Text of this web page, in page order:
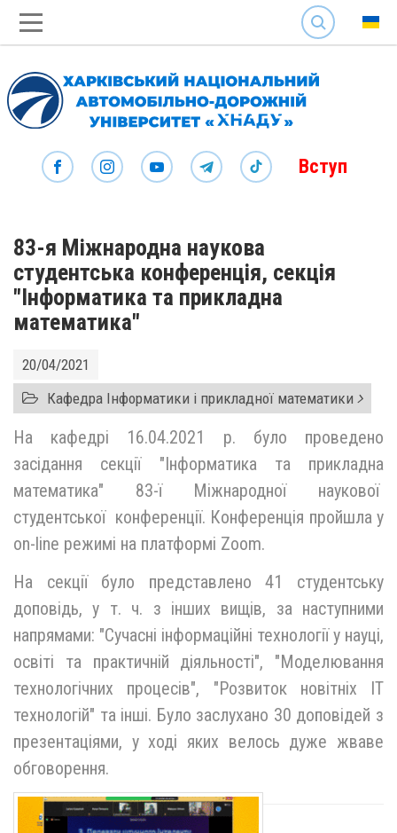
SEARCH
Вступ
83-я Міжнародна наукова
студентська конференція, секція
"Інформатика та прикладна
математика"
20/04/2021
Кафедра Інформатики і прикладної математики
На кафедрі 16.04.2021 р. було проведено
засідання секції "Інформатика та прикладна
математика" 83-ї Міжнародної наукової
студентської конференції. Конференція пройшла у
on-line режимі на платформі Zoom.
На секції було представлено 41 студентську
доповідь, у т. ч. з інших вищів, за наступними
напрямами: "Сучасні інформаційні технології у науці,
освіті та практичній діяльності", "Моделювання
технологічних процесів", "Розвиток новітніх IT
технологій" та інші. Було заслухано 30 доповідей з
презентаціями, у ході яких велось дуже жваве
обговорення.